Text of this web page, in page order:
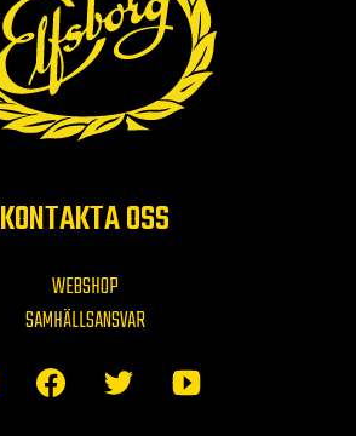
KONTAKTA OSS
WEBSHOP
SAMHÄLLSANSVAR